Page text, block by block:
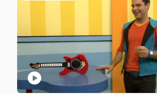
play_circle